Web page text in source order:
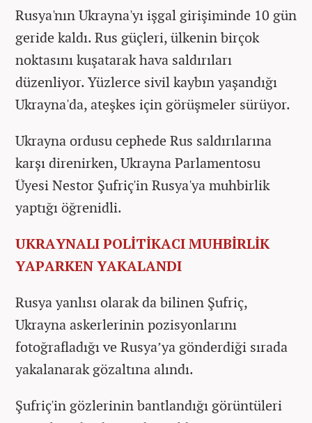
Rusya'nın Ukrayna'yı işgal girişiminde 10 gün
geride kaldı. Rus güçleri, ülkenin birçok
noktasını kuşatarak hava saldırıları
düzenliyor. Yüzlerce sivil kaybın yaşandığı
Ukrayna'da, ateşkes için görüşmeler sürüyor.
Ukrayna ordusu cephede Rus saldırılarına
karşı direnirken, Ukrayna Parlamentosu
Üyesi Nestor Şufriç'in Rusya'ya muhbirlik
yaptığı öğrenidli.
UKRAYNALI POLİTİKACI MUHBİRLİK
YAPARKEN YAKALANDI
Rusya yanlısı olarak da bilinen Şufriç,
Ukrayna askerlerinin pozisyonlarını
fotoğrafladığı ve Rusya’ya gönderdiği sırada
yakalanarak gözaltına alındı.
Şufriç'in gözlerinin bantlandığı görüntüleri